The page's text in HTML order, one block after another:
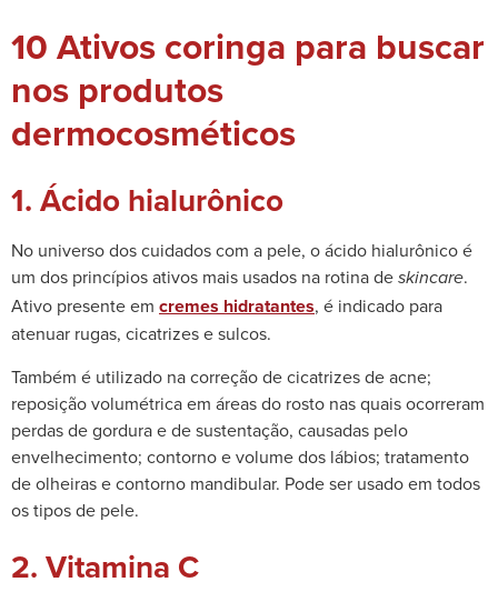
10 Ativos coringa para buscar
nos produtos
dermocosméticos
1. Ácido hialurônico
No universo dos cuidados com a pele, o ácido hialurônico é
um dos princípios ativos mais usados na rotina de skincare.
Ativo presente em cremes hidratantes, é indicado para
atenuar rugas, cicatrizes e sulcos.
Também é utilizado na correção de cicatrizes de acne;
reposição volumétrica em áreas do rosto nas quais ocorreram
perdas de gordura e de sustentação, causadas pelo
envelhecimento; contorno e volume dos lábios; tratamento
de olheiras e contorno mandibular. Pode ser usado em todos
os tipos de pele.
2. Vitamina C